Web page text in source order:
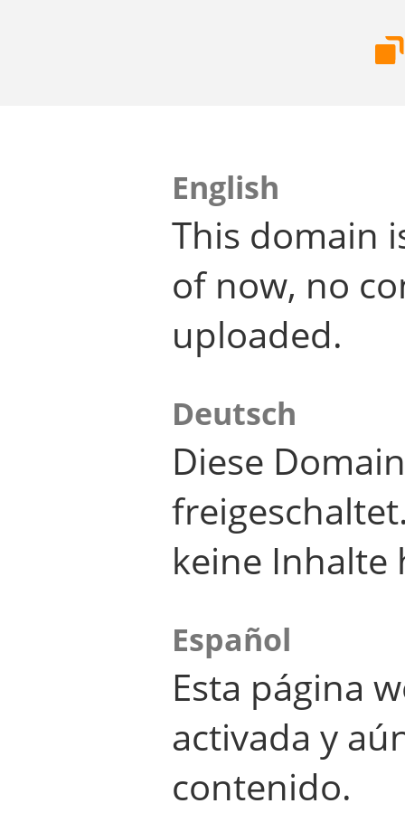
English
This domain
of now, no
uploaded.
Deutsch
Diese
keine Inhalte
Español
Esta página
activada y
contenido.